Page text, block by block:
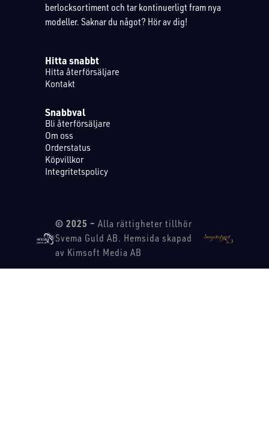
berlocksortiment och tar kontinuerligt fram nya
modeller. Saknar du något? Hör av dig!
Hitta snabbt
Hitta återförsäljare
Kontakt
Snabbval
Bli återförsäljare
Om oss
Orderstatus
Köpvillkor
Integritetspolicy
© 2025 – Alla rättigheter tillhör
Svema Guld AB. Hemsida skapad
av Kimsoft Media AB